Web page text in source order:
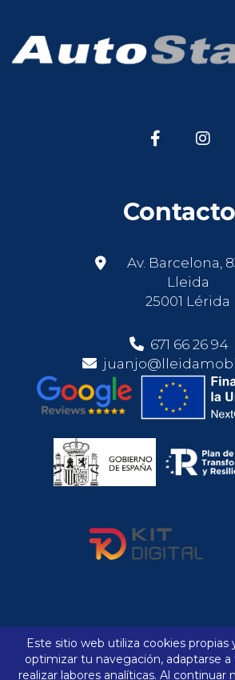
Contacto
Av. Barcelona,
Lleida
25001 Lérida
671 66 26 94
Aviso legal
Política de
Comparador
Este sitio web utiliza cookies propias
optimizar tu navegación, adaptarse
realizar labores analíticas. Al continuar